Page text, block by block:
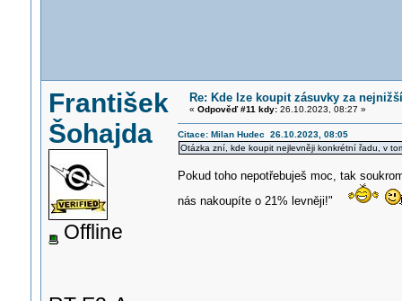
František
Šohajda
Offline
Re: Kde lze koupit zásuvky za
« Odpověď #11 kdy:26.10.2023, 08:27 »
Citace: Milan Hudec 26.10.2023, 08:05
Otázka zní, kde koupit nejlevněji konkrétní řadu, v
Pokud toho nepotřebuješ moc, tak
nás nakoupíte o 21% levněji!"